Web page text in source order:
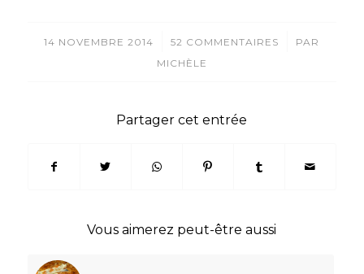
14 NOVEMBRE 2014
/ 52 COMMENTAIRES
/
PAR
MICHÈLE
Partager cet entrée
Vous aimerez peut-être aussi